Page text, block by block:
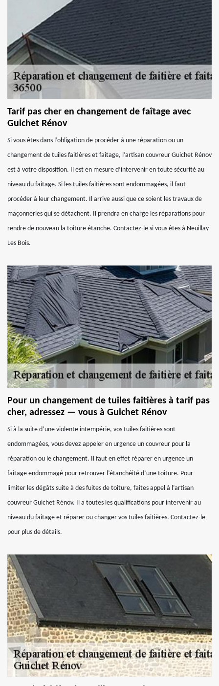
Tarif pas cher en changement de faîtage avec
Guichet Rénov
Si vous êtes dans l’obligation de procéder à une réparation ou un
changement de tuiles faitières et faitage, l’artisan couvreur Guichet Rénov
est à votre disposition. Il est en mesure d’intervenir en toute sécurité au
niveau du faitage. Si les tuiles faitières sont endommagées, il faut
procéder à leur changement. Il arrive aussi que ce soient les travaux de
maçonneries qui se détachent. Il prendra en charge les réparations pour
rendre de nouveau la toiture étanche. Contactez-le si vous êtes à Neuillay
Les Bois.
Pour un changement de tuiles faitières à tarif pas
cher, adressez — vous à Guichet Rénov
Si à la suite d’une violente intempérie, vos tuiles faitières sont
endommagées, vous devez appeler en urgence un couvreur pour la
réparation ou le changement. Il faut en effet réparer en urgence un
faitage endommagé pour retrouver l’étanchéité d’une toiture. Pour
limiter les dégâts suite à des fuites de toiture, faites appel à l’artisan
couvreur Guichet Rénov. Il a toutes les qualifications pour intervenir au
niveau du faitage et réparer ou changer vos tuiles faitières. Contactez-le
pour plus de détails.